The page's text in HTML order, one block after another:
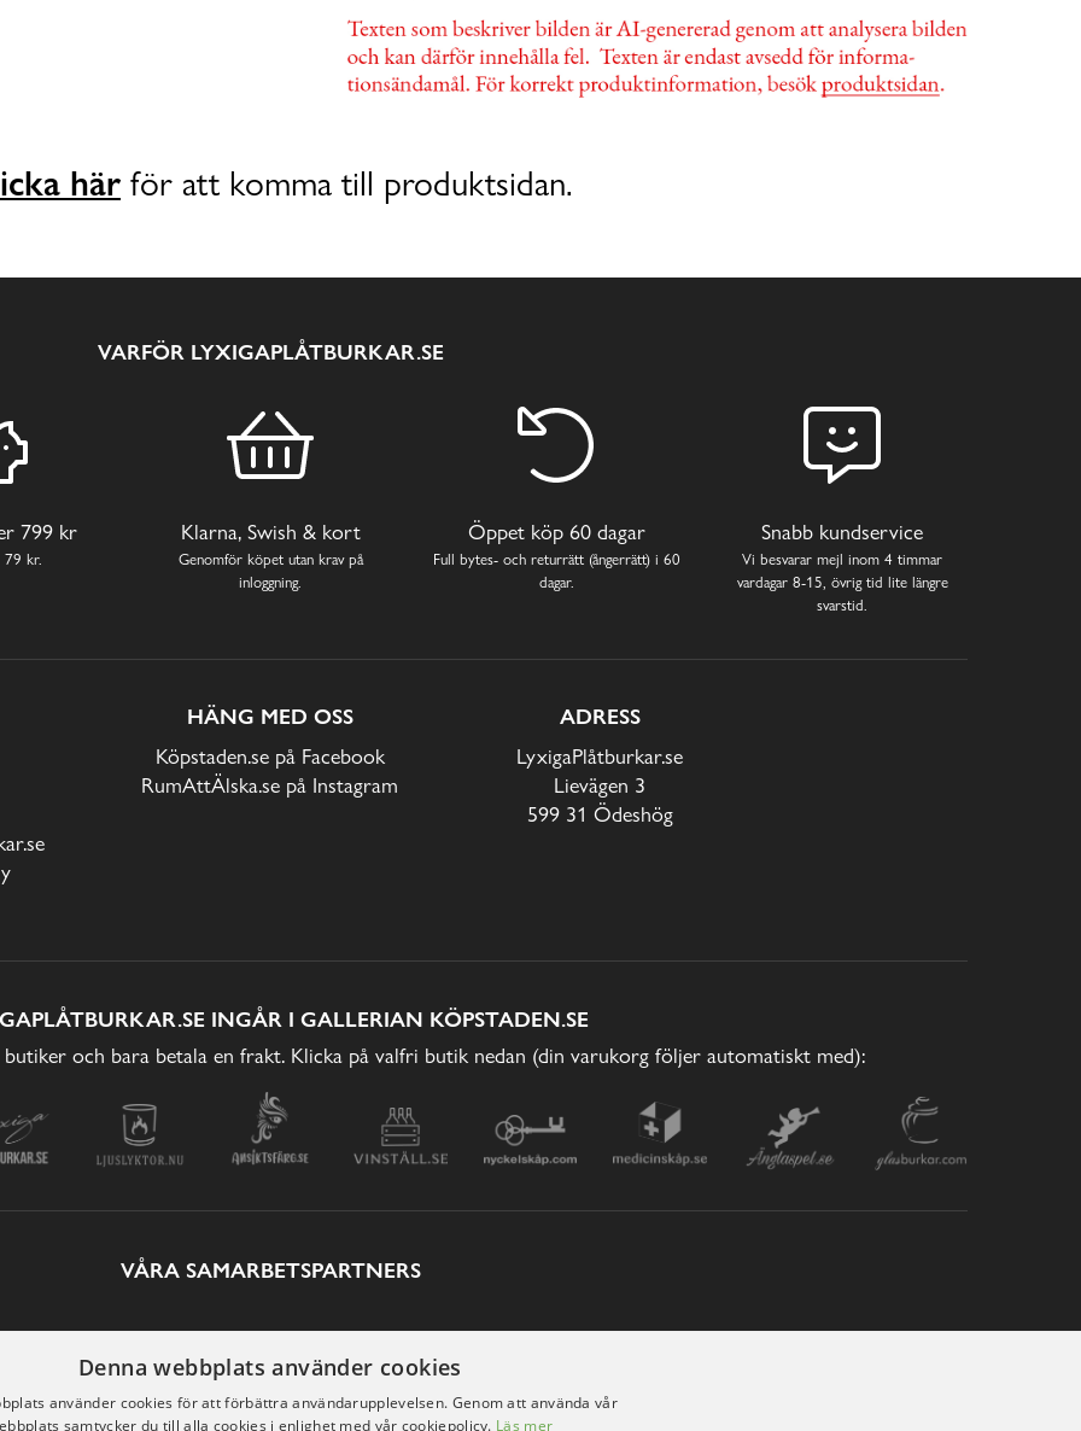
här för att komma till produktsidan.
VARFÖR LYXIGAPLÅTBURKAR.SE
799 kr
79 kr.
Klarna, Swish & kort
Genomför köpet utan krav på
inloggning.
Öppet köp 60 dagar
Full bytes- och returrätt (ångerrätt) i 60
dagar.
Snabb kundservice
Vi besvarar mejl inom 4 timmar
vardagar 8-15, övrig tid lite längre
svarstid.
HÄNG MED OSS
Köpstaden.se på Facebook
RumAttÄlska.se på Instagram
ADRESS
LyxigaPlåtburkar.se
Lievägen 3
599 31 Ödeshög
INGÅR I GALLERIAN KÖPSTADEN.SE
och bara betala en frakt. Klicka på valfri butik nedan (din varukorg följer automatiskt med):
VÅRA SAMARBETSPARTNERS
Denna webbplats använder cookies
använder cookies för att förbättra användarupplevelsen. Genom att använda vår
samtycker du till alla cookies i enlighet med vår cookiepolicy. Läs mer